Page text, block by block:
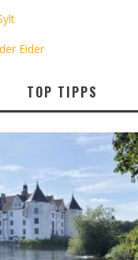
Eider
TOP TIPPS